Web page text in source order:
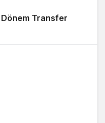
Dönem Transfer